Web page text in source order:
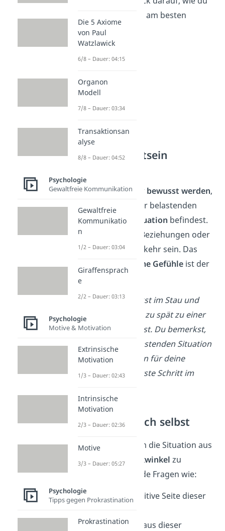
am besten
einsetzen kannst:
Tipp 1: Bewusstsein
Zuerst solltest du dirbewusst werden,
wenn du dich in einer belastenden
oder ärgerlichen
Situation befindest.
Das kann im Job, in Beziehungen oder
sogar im Straßenverkehr sein. Das
deine Gefühleist der
Schlüssel.
→ Beispiel:Du steckst im Stau und
ärgerst dich, weil du zu spät zu einer
Verabredung kommst. Du bemerkst,
dass du in einer belastenden Situation
bist. Das Bewusstsein für deine
Emotionen ist der erste Schritt im
Tipp 2: Frage dich selbst
Stelle dir Fragen
, um die Situation aus
einem
anderen Blickwinkel zu
betrachten. Verwende Fragen wie:
„Gibt es eine positive Seite dieser
„Kann ich etwas aus dieser
Die 5 Axiome
von Paul
Watzlawick
6/8 – Dauer: 04:15
Organon
Modell
7/8 – Dauer: 03:34
Transaktionsan
alyse
8/8 – Dauer: 04:52
Psychologie
Gewaltfreie Kommunikation
Gewaltfreie
Kommunikatio
n
1/2 – Dauer: 03:04
Giraffensprach
e
2/2 – Dauer: 03:13
Psychologie
Motive & Motivation
Extrinsische
Motivation
1/3 – Dauer: 02:43
Intrinsische
Motivation
2/3 – Dauer: 02:36
Motive
3/3 – Dauer: 05:27
Psychologie
Tipps gegen Prokrastination
Prokrastination